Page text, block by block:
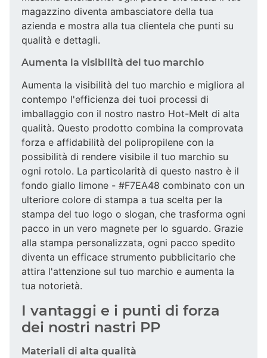
magazzino diventa ambasciatore della tua
azienda e mostra alla tua clientela che punti su
qualità e dettagli.
Aumenta la visibilità del tuo marchio
Aumenta la visibilità del tuo marchio e migliora al
contempo l'efficienza dei tuoi processi di
imballaggio con il nostro nastro Hot-Melt di alta
qualità. Questo prodotto combina la comprovata
forza e affidabilità del polipropilene con la
possibilità di rendere visibile il tuo marchio su
ogni rotolo. La particolarità di questo nastro è il
fondo giallo limone - #F7EA48 combinato con un
ulteriore colore di stampa a tua scelta per la
stampa del tuo logo o slogan, che trasforma ogni
pacco in un vero magnete per lo sguardo. Grazie
alla stampa personalizzata, ogni pacco spedito
diventa un efficace strumento pubblicitario che
attira l'attenzione sul tuo marchio e aumenta la
tua notorietà.
I vantaggi e i punti di forza
dei nostri nastri PP
Materiali di alta qualità